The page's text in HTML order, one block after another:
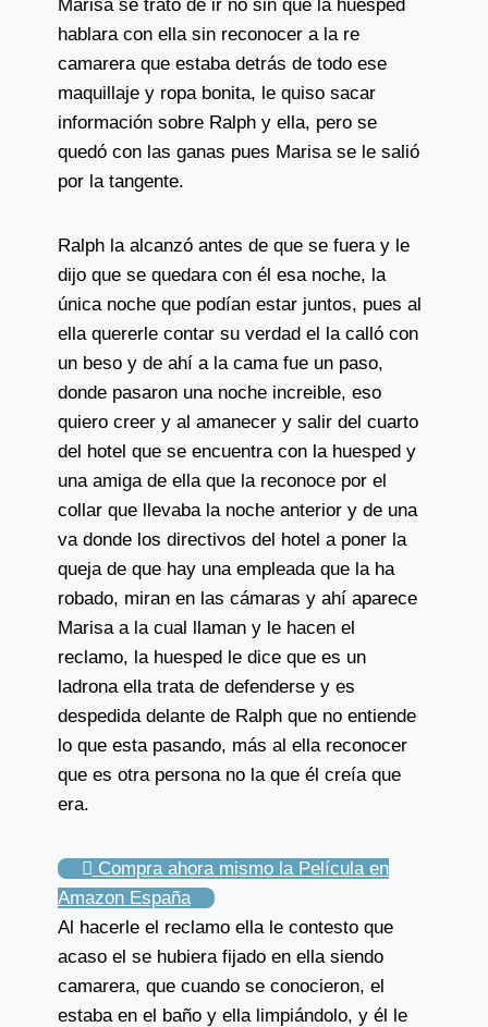
Marisa se trató de ir no sin que la huésped
hablara con ella sin reconocer a la re
camarera que estaba detrás de todo ese
maquillaje y ropa bonita, le quiso sacar
información sobre Ralph y ella, pero se
quedó con las ganas pues Marisa se le salió
por la tangente.
Ralph la alcanzó antes de que se fuera y le
dijo que se quedara con él esa noche, la
única noche que podían estar juntos, pues al
ella quererle contar su verdad el la calló con
un beso y de ahí a la cama fue un paso,
donde pasaron una noche increible, eso
quiero creer y al amanecer y salir del cuarto
del hotel que se encuentra con la huesped y
una amiga de ella que la reconoce por el
collar que llevaba la noche anterior y de una
va donde los directivos del hotel a poner la
queja de que hay una empleada que la ha
robado, miran en las cámaras y ahí aparece
Marisa a la cual llaman y le hacen el
reclamo, la huesped le dice que es un
ladrona ella trata de defenderse y es
despedida delante de Ralph que no entiende
lo que esta pasando, más al ella reconocer
que es otra persona no la que él creía que
era.
Compra ahora mismo la Película en
Amazon España
Al hacerle el reclamo ella le contesto que
acaso el se hubiera fijado en ella siendo
camarera, que cuando se conocieron, el
estaba en el baño y ella limpiándolo, y él le